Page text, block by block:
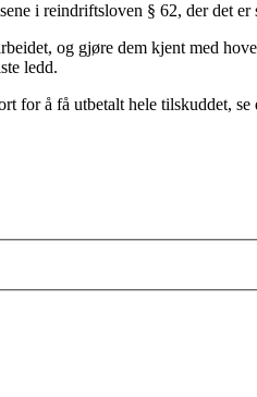
i reindriftsloven § 62, der det
og gjøre dem kjent med
ledd.
for å få utbetalt hele tilskuddet,